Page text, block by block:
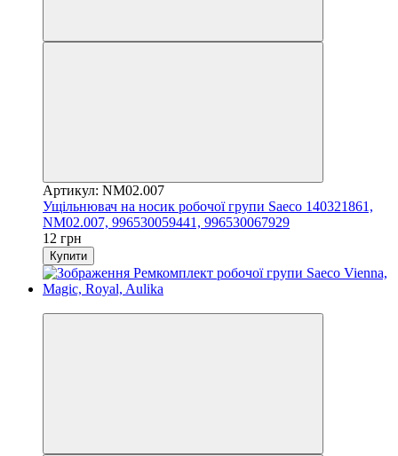
Артикул: NM02.007
Ущільнювач на носик робочої групи Saeco 140321861,
NM02.007, 996530059441, 996530067929
12 грн
Купити